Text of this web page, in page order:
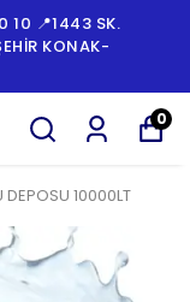
10 📍1443 SK.
KONAK-
0
DEPOSU 10000LT